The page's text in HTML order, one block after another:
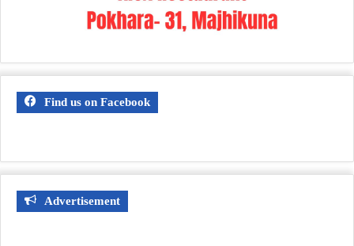
Find us on Facebook
Advertisement